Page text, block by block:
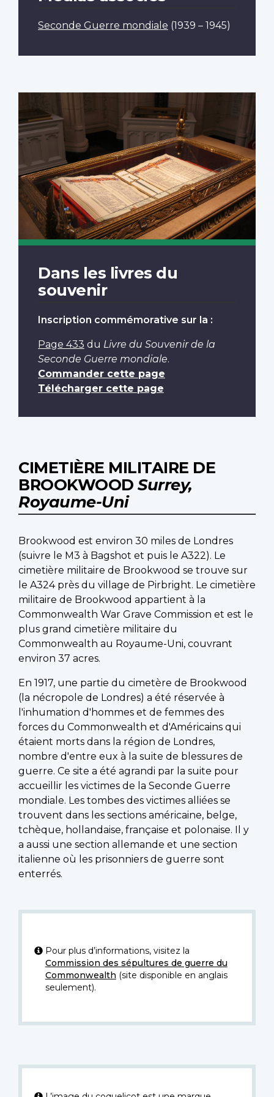
Seconde Guerre mondiale (1939 – 1945)
Dans les livres du
souvenir
Inscription commémorative sur la :
Page 433 du Livre du Souvenir de la
Seconde Guerre mondiale.
Commander cette page
Télécharger cette page
CIMETIÈRE MILITAIRE DE
BROOKWOOD Surrey,
Royaume-Uni
Brookwood est environ 30 miles de Londres
(suivre le M3 à Bagshot et puis le A322). Le
cimetière militaire de Brookwood se trouve sur
le A324 près du village de Pirbright. Le cimetière
militaire de Brookwood appartient à la
Commonwealth War Grave Commission et est le
plus grand cimetière militaire du
Commonwealth au Royaume-Uni, couvrant
environ 37 acres.
En 1917, une partie du cimetère de Brookwood
(la nécropole de Londres) a été réservée à
l'inhumation d'hommes et de femmes des
forces du Commonwealth et d'Américains qui
étaient morts dans la région de Londres,
nombre d'entre eux à la suite de blessures de
guerre. Ce site a été agrandi par la suite pour
accueillir les victimes de la Seconde Guerre
mondiale. Les tombes des victimes alliées se
trouvent dans les sections américaine, belge,
tchèque, hollandaise, française et polonaise. Il y
a aussi une section allemande et une section
italienne où les prisonniers de guerre sont
enterrés.
Pour plus d’informations, visitez la
Commission des sépultures de guerre du
Commonwealth (site disponible en anglais
seulement).